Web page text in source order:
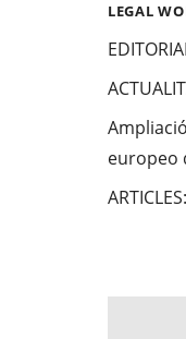
LEGAL
europeo
ARTICLES: